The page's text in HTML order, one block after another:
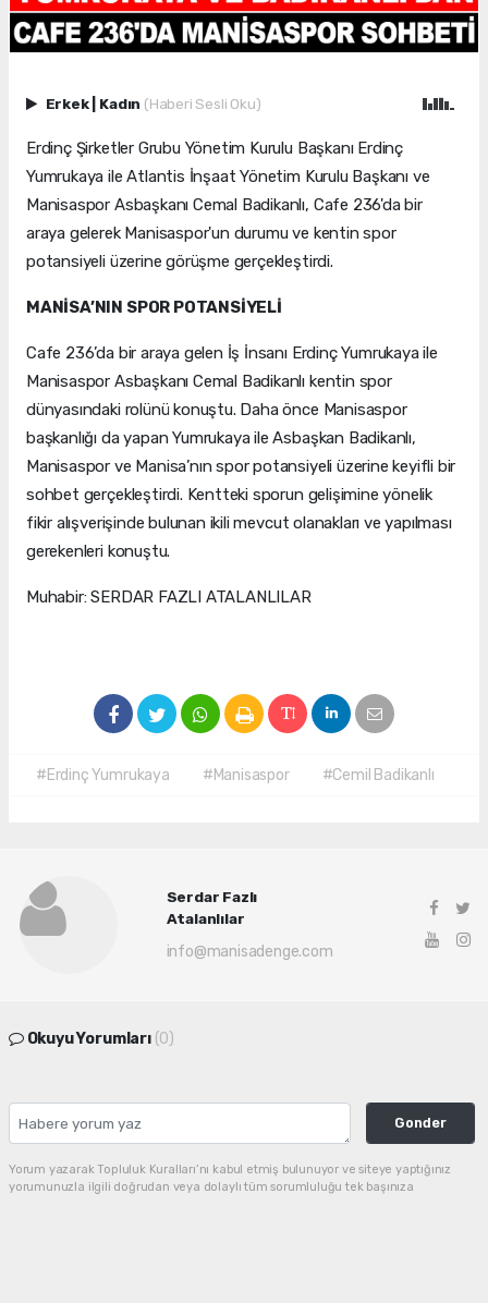
Erkek Kadın (Haberi Sesli Oku)
Erdinç Şirketler Grubu Yönetim Kurulu Başkanı Erdinç
Yumrukaya ile Atlantis İnşaat Yönetim Kurulu Başkanı ve
Manisaspor Asbaşkanı Cemal Badikanlı, Cafe 236'da bir
araya gelerek Manisaspor'un durumu ve kentin spor
potansiyeli üzerine görüşme gerçekleştirdi.
MANİSA’NIN SPOR POTANSİYELİ
Cafe 236’da bir araya gelen İş İnsanı Erdinç Yumrukaya ile
Manisaspor Asbaşkanı Cemal Badikanlı kentin spor
dünyasındaki rolünü konuştu. Daha önce Manisaspor
başkanlığı da yapan Yumrukaya ile Asbaşkan Badikanlı,
Manisaspor ve Manisa’nın spor potansiyeli üzerine keyifli bir
sohbet gerçekleştirdi. Kentteki sporun gelişimine yönelik
fikir alışverişinde bulunan ikili mevcut olanakları ve yapılması
gerekenleri konuştu.
Muhabir: SERDAR FAZLI ATALANLILAR
#Erdinç Yumrukaya #Manisaspor #Cemil Badikanlı
Serdar Fazlı
Atalanlılar
info@manisadenge.com
Okuyu Yorumları (0)
Gonder
Yorum yazarak Topluluk Kuralları’nı kabul etmiş bulunuyor ve siteye yaptığınız
yorumunuzla ilgili doğrudan veya dolaylı tüm sorumluluğu tek başınıza